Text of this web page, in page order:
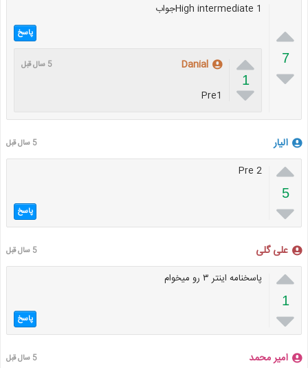

7

High intermediate 1جواب
پاسخ

1

Danial 5 سال قبل
Pre1
الیار 5 سال قبل

5

Pre 2
پاسخ
علی گلی 5 سال قبل

1

پاسخنامه اینتر ۳ رو میخوام
پاسخ
امیر محمد 5 سال قبل